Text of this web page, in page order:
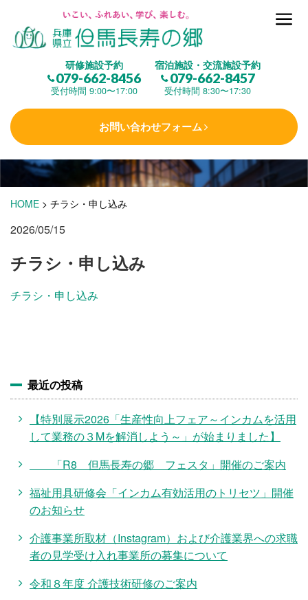
研修施設予約
079-662-8456
受付時間 9:00〜17:00
宿泊施設・交流施設予約
079-662-8457
受付時間 8:30〜17:30
お問い合わせフォーム
但馬長寿の郷とは
(研修施設)
楽しむ
学 ぶ(健康福祉)
泊まる (宿泊)
HOME > チラシ・申し込み
2026/05/15
チラシ・申し込み
チラシ・申し込み
最近の投稿
【特別展示2026「生産性向上フェア～インカムを活用
して業務の３Mを解消しよう～」が始まりました】
「R8 但馬長寿の郷 フェスタ」開催のご案内
福祉用具研修会「インカム有効活用のトリセツ」開催
のお知らせ
介護事業所取材（Instagram）および介護業界への求職
者の見学受け入れ事業所の募集について
令和８年度 介護技術研修のご案内